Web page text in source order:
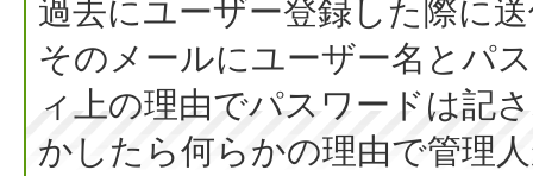
過去にユーザー登録した際に
そのメールにユーザー名とパ
ィ上の理由でパスワードは記
かしたら何らかの理由で管理